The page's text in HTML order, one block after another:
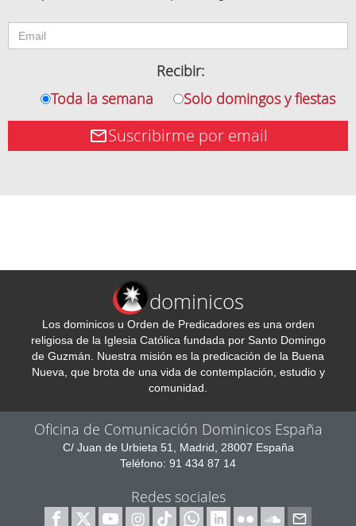
Recibir:
Toda la semana
Solo domingos y fiestas
Suscribirme por email
dominicos
Los dominicos u Orden de Predicadores es una orden
religiosa de la Iglesia Católica fundada por Santo Domingo
de Guzmán. Nuestra misión es la predicación de la Buena
Nueva, que brota de una vida de contemplación, estudio y
comunidad.
Oficina de Comunicación Dominicos España
C/ Juan de Urbieta 51, Madrid, 28007 España
Teléfono: 91 434 87 14
Redes sociales